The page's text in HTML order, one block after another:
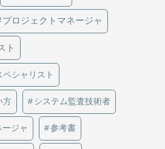
プロジェクトマネージャ
ト
シャリスト
方 システム監査技術者
ジャ 参考書